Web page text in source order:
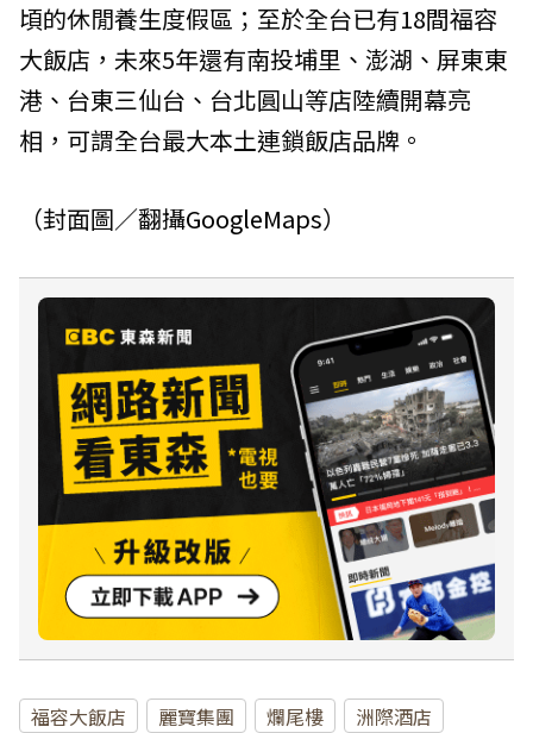
頃的休閒養生度假區；至於全台已有18間福容
大飯店，未來5年還有南投埔里、澎湖、屏東東
港、台東三仙台、台北圓山等店陸續開幕亮
相，可謂全台最大本土連鎖飯店品牌。
（封面圖／翻攝GoogleMaps）
福容大飯店 麗寶集團 爛尾樓
洲際酒店